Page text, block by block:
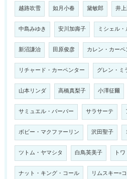
越路吹雪 如月小春 黛敏郎 井
中島みゆき 安川加壽子 ミシェル
新沼謙治 田原俊彦 カレン・カー
リチャード・カーペンター グレン・ミ
山本リンダ 高橋真梨子 小澤征爾
サミュエル・バーバー サラサーテ
ボビー・マクファーリン 沢田聖子
ツトム・ヤマシタ 白鳥英美子 ト
ナット・キング・コール リムスキー=